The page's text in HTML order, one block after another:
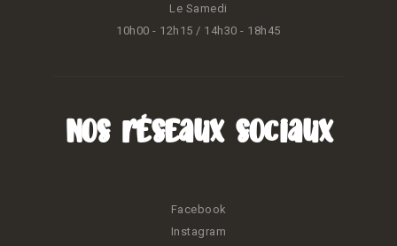
Le Samedi
10h00 - 12h15 / 14h30 - 18h45
Nos réseaux sociaux
Facebook
Instagram